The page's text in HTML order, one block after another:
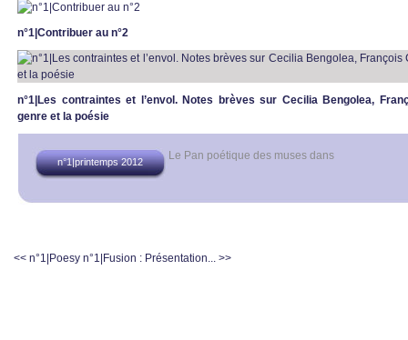
n°1|Contribuer au n°2
n°1|Les contraintes et l’envol. Notes brèves sur Cecilia Bengolea,
genre et la poésie
Le Pan poétique des muses dans
n°1|printemps 2012
<< n°1|Poesy n°1|Fusion : Présentation... >>